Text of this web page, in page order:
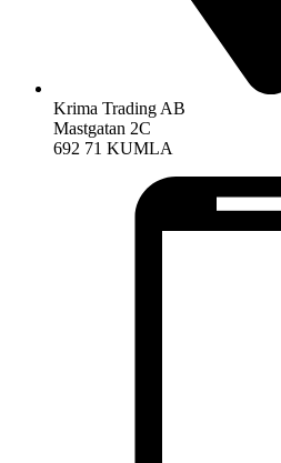
Krima Trading AB
Mastgatan 2C
692 71 KUMLA